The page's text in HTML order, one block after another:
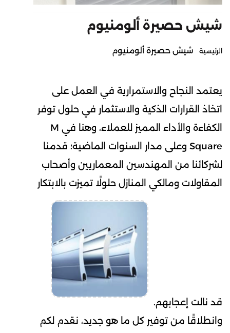
شيش حصيرة ألومنيوم
الرئيسية شيش حصيرة ألومنيوم
يعتمد النجاح والاستمرارية في العمل على
اتخاذ القرارات الذكية والاستثمار في حلول توفر
الكفاءة والأداء المميز للعملاء، وهنا في M
Square وعلى مدار السنوات الماضية؛ قدمنا
لشركائنا من المهندسين المعماريين وأصحاب
المقاولات ومالكي المنازل حلولًا تميزت بالابتكار
قد نالت إعجابهم.
وانطلاقًا من توفير كل ما هو جديد، نقدم لكم